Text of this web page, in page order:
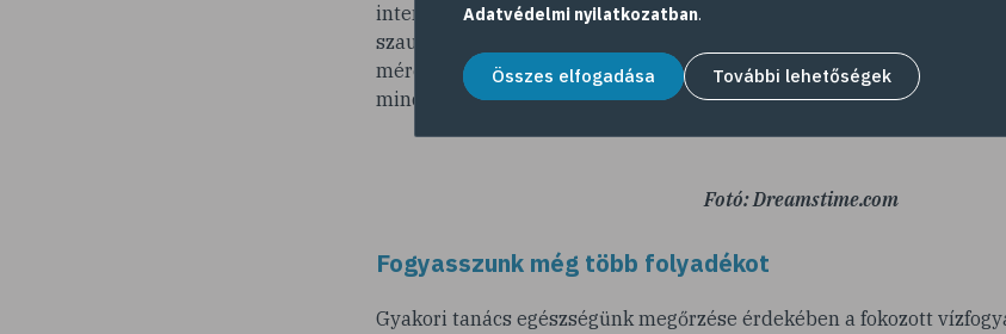
intenzívebb testmozgást. Edzés után pedig, ha tehetjük,
szaunakabinba, száraz kefével dörzsöljük át a testünket, így még
méregtelenítő hatása. És ha még citromos illóolajat is cseppentünk
mindent megtettünk az alapos tisztulás érdekében.
Fotó: Dreamstime.com
Fogyasszunk még több folyadékot
Gyakori tanács egészségünk megőrzése érdekében a fokozott
Adatvédelmi nyilatkozatban.
Összes elfogadása További lehetőségek